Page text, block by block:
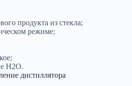
продукта из стекла;
режиме;
H2O.
дистиллятора